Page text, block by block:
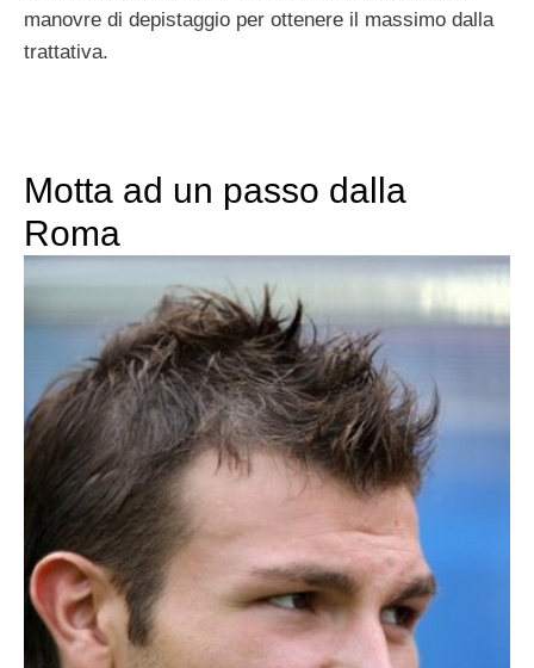
manovre di depistaggio per ottenere il massimo dalla
trattativa.
Motta ad un passo dalla
Roma